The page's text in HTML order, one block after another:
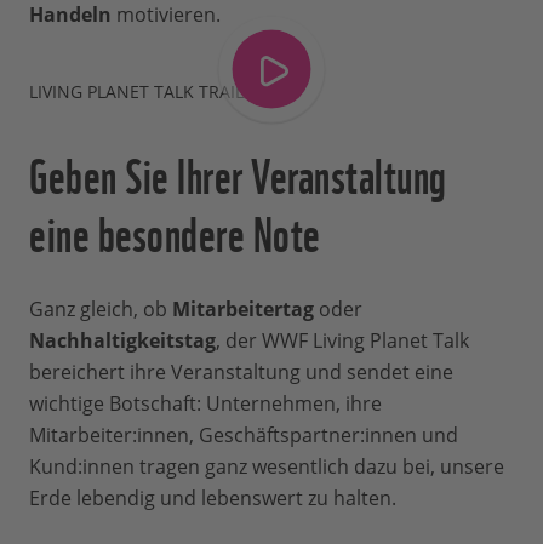
Handeln motivieren.
LIVING PLANET TALK TRAILER
Geben Sie Ihrer Veranstaltung
eine besondere Note
Ganz gleich, ob Mitarbeitertag oder
Nachhaltigkeitstag, der WWF Living Planet Talk
bereichert ihre Veranstaltung und sendet eine
wichtige Botschaft: Unternehmen, ihre
Mitarbeiter:innen, Geschäftspartner:innen und
Kund:innen tragen ganz wesentlich dazu bei, unsere
Erde lebendig und lebenswert zu halten.